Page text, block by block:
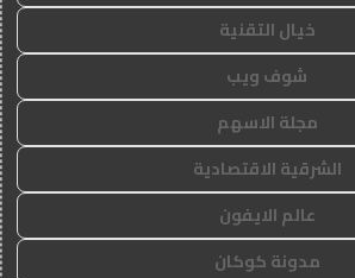
خيال التقنية
شوف ويب
مجلة الاسهم
الشرقية الاقتصادية
عالم الايفون
مدونة كوكان